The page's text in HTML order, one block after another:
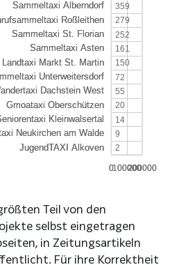
0100000200000
0100000200000
359
279
252
161
150
72
55
20
14
9
2
Teil von den
selbst eingetragen
in Zeitungsartikeln
Für ihre Korrektheit